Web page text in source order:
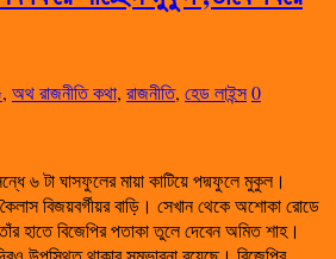
, অথ রাজনীতি কথা, রাজনীতি, হেড লাইন্স0
টা ঘাসফুলের মায়া কাটিয়ে পদ্মফুলে মুকুল।
বিজয়বর্গীয়র বাড়ি। সেখান থেকে অশোকা রোডে
হাতে বিজেপির পতাকা তুলে দেবেন অমিত শাহ।